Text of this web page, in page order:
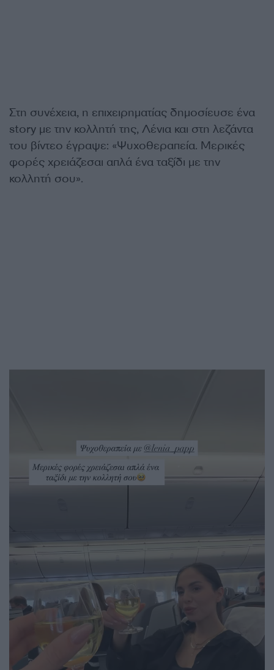
Στη συνέχεια, η επιχειρηματίας δημοσίευσε ένα
story με την κολλητή της, Λένια και στη λεζάντα
του βίντεο έγραψε: «Ψυχοθεραπεία. Μερικές
φορές χρειάζεσαι απλά ένα ταξίδι με την
κολλητή σου».